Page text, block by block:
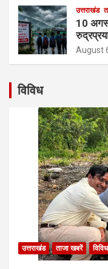
उत्तराखंड
10
August
विविध
उत्तराखंड ताजा खबरें विविध